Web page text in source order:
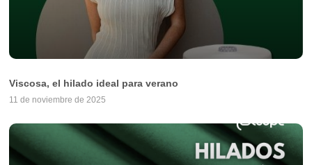
Viscosa, el hilado ideal para verano
11 de noviembre de 2025